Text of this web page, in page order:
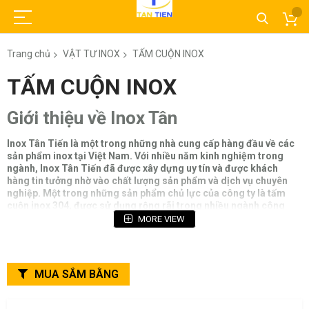
Trang chủ VẬT TƯ INOX TẤM CUỘN INOX
TẤM CUỘN INOX
Giới thiệu về Inox Tân
Inox Tân Tiến là một trong những nhà cung cấp hàng đầu về các
sản phẩm inox tại Việt Nam. Với nhiều năm kinh nghiệm trong
ngành, Inox Tân Tiến đã được xây dựng uy tín và được khách
hàng tin tưởng nhờ vào chất lượng sản phẩm và dịch vụ chuyên
nghiệp. Một trong những sản phẩm chủ lực của công ty là tấm
cuộn inox 304, được sử dụng rộng rãi trong nhiều ngành công
MORE VIEW
MUA SẮM BẰNG